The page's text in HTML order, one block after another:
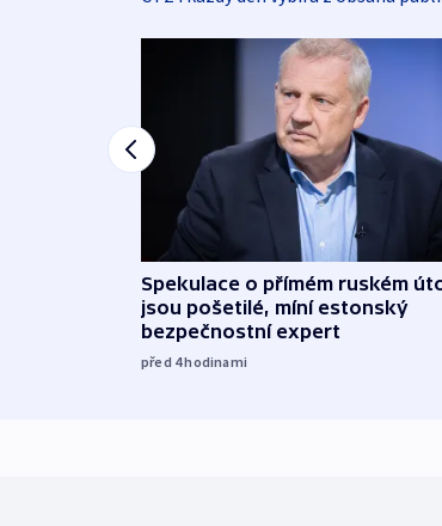
Spekulace o přímém ruském
jsou pošetilé, míní estonský
bezpečnostní expert
před 4hodinami